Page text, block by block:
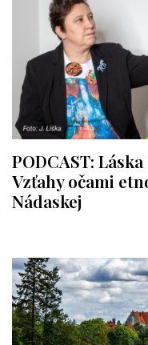
PODCAST:
Vzťahy očami
Nádaskej